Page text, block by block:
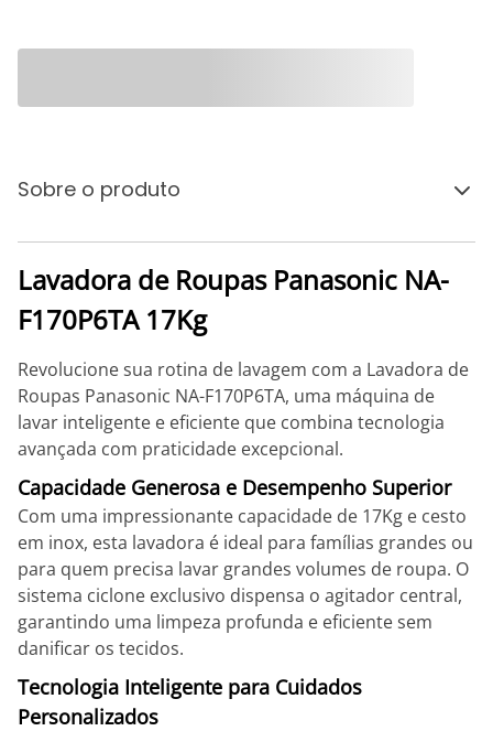
Sobre o produto
Lavadora de Roupas Panasonic NA-
F170P6TA 17Kg
Revolucione sua rotina de lavagem com a Lavadora de
Roupas Panasonic NA-F170P6TA, uma máquina de
lavar inteligente e eficiente que combina tecnologia
avançada com praticidade excepcional.
Capacidade Generosa e Desempenho Superior
Com uma impressionante capacidade de 17Kg e cesto
em inox, esta lavadora é ideal para famílias grandes ou
para quem precisa lavar grandes volumes de roupa. O
sistema ciclone exclusivo dispensa o agitador central,
garantindo uma limpeza profunda e eficiente sem
danificar os tecidos.
Tecnologia Inteligente para Cuidados
Personalizados